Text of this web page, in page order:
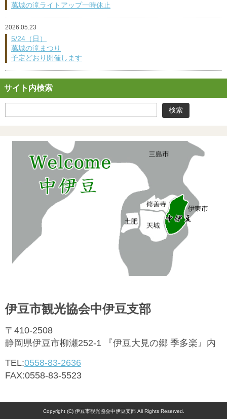
萬城の滝ライトアップ一時休止
2026.05.23
5/24（日）
萬城の滝まつり
予定どおり開催します
サイト内検索
伊豆市観光協会中伊豆支部
〒410-2508
静岡県伊豆市柳瀬252-1 『伊豆大見の郷 季多楽』内
TEL:0558-83-2636
FAX:0558-83-5523
Copyright (C) 伊豆市観光協会中伊豆支部 All Rights Reserved.